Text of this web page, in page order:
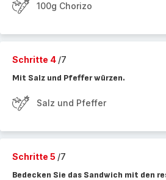
100g Chorizo
Schritte 4 /7
Mit Salz und Pfeffer würzen.
Salz und Pfeffer
Schritte 5 /7
Bedecken Sie das Sandwich mit den